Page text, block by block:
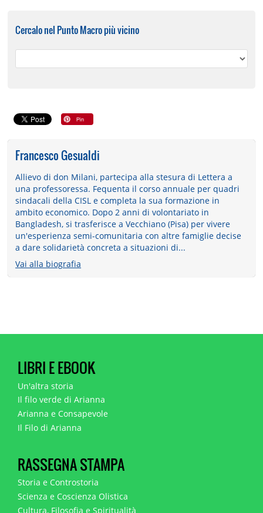
Cercalo nel Punto Macro più vicino
Francesco Gesualdi
Allievo di don Milani, partecipa alla stesura di Lettera a
una professoressa. Fequenta il corso annuale per quadri
sindacali della CISL e completa la sua formazione in
ambito economico. Dopo 2 anni di volontariato in
Bangladesh, si trasferisce a Vecchiano (Pisa) per vivere
un'esperienza semi-comunitaria con altre famiglie decise
a dare solidarietà concreta a situazioni di...
Vai alla biografia
LIBRI E EBOOK
Un'altra storia
Il filo verde di Arianna
Arianna e Consapevole
Il Filo di Arianna
RASSEGNA STAMPA
Storia e Controstoria
Scienza e Coscienza Olistica
Cultura, Filosofia e Spiritualità